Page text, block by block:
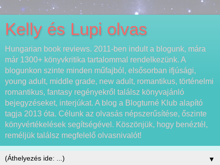
Kelly és Lupi olvas
Hungarian book reviews. 2011-ben indult a blogunk, mára
már 1300+ könyvkritika tartalommal rendelkezünk. A
blogunkon szinte minden műfajból, elsősorban ifjúsági,
young adult, middle grade, new adult, romantikus, történelmi
romantikus, fantasy regényekről találsz könyvajánló
bejegyzéseket, interjúkat. A blog a Blogturné Klub alapító
tagja 2013 óta. Célunk az olvasás népszerűsítése, őszinte
könyvértékelések segítségével. Köszönjük, hogy benéztél,
reméljük találsz megfelelő olvasnivalót!
▼